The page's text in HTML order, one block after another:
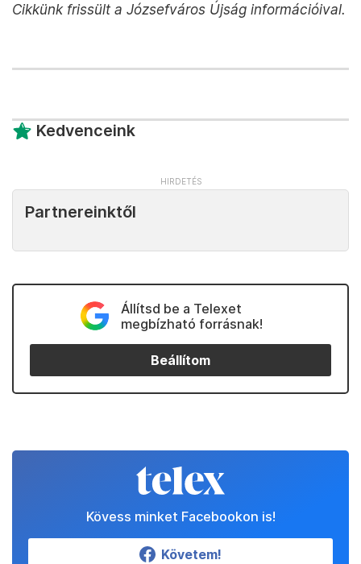
Cikkünk frissült a Józsefváros Újság információival.
Kedvenceink
Partnereinktől
Állítsd be a Telexet
megbízható forrásnak!
Beállítom
Kövess minket Facebookon is!
Követem!